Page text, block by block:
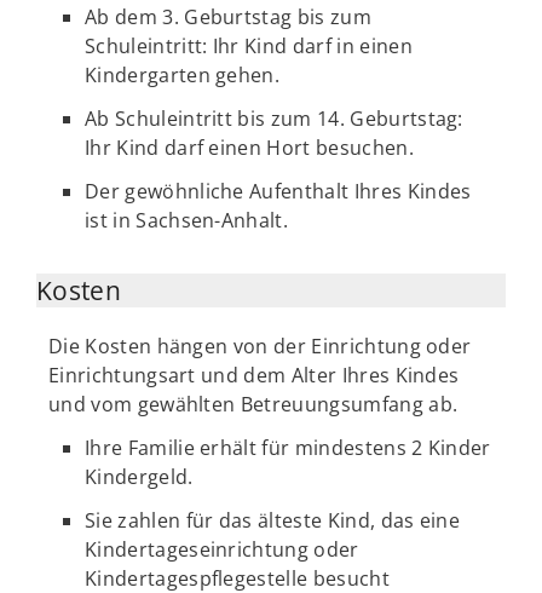
Ab dem 3. Geburtstag bis zum
Schuleintritt: Ihr Kind darf in einen
Kindergarten gehen.
Ab Schuleintritt bis zum 14. Geburtstag:
Ihr Kind darf einen Hort besuchen.
Der gewöhnliche Aufenthalt Ihres Kindes
ist in Sachsen-Anhalt.
Kosten
Die Kosten hängen von der Einrichtung oder
Einrichtungsart und dem Alter Ihres Kindes
und vom gewählten Betreuungsumfang ab.
Ihre Familie erhält für mindestens 2 Kinder
Kindergeld.
Sie zahlen für das älteste Kind, das eine
Kindertageseinrichtung oder
Kindertagespflegestelle besucht